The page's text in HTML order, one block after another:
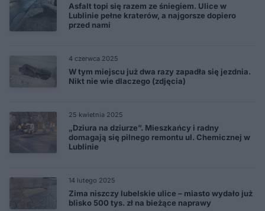
Asfalt topi się razem ze śniegiem. Ulice w
Lublinie pełne kraterów, a najgorsze dopiero
przed nami
4 czerwca 2025
W tym miejscu już dwa razy zapadła się jezdnia.
Nikt nie wie dlaczego (zdjęcia)
25 kwietnia 2025
„Dziura na dziurze”. Mieszkańcy i radny
domagają się pilnego remontu ul. Chemicznej w
Lublinie
14 lutego 2025
Zima niszczy lubelskie ulice – miasto wydało już
blisko 500 tys. zł na bieżące naprawy